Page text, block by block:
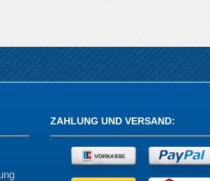
ZAHLUNG UND VERSAND: